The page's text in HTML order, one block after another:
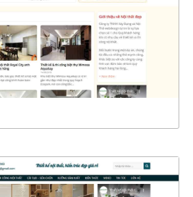
CHI TIẾT
XEM THỰC TẾ